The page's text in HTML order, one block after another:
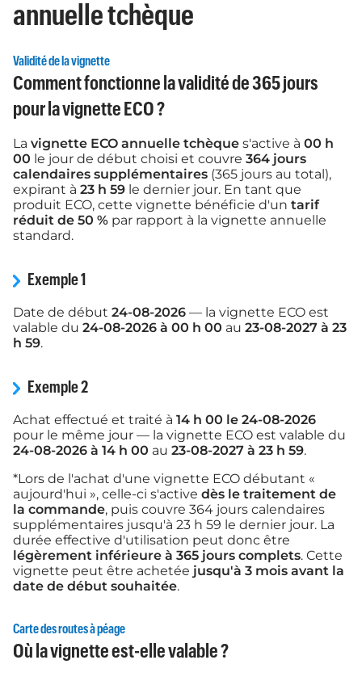
annuelle tchèque
Validité de la vignette
Comment fonctionne la validité de 365 jours
pour la vignette ECO ?
La vignette ECO annuelle tchèque s'active à 00 h
00 le jour de début choisi et couvre 364 jours
calendaires supplémentaires (365 jours au total),
expirant à 23 h 59 le dernier jour. En tant que
produit ECO, cette vignette bénéficie d'un tarif
réduit de 50 % par rapport à la vignette annuelle
standard.
Exemple 1
Date de début 24-08-2026 — la vignette ECO est
valable du 24-08-2026 à 00 h 00 au 23-08-2027 à 23
h 59.
Exemple 2
Achat effectué et traité à 14 h 00 le 24-08-2026
pour le même jour — la vignette ECO est valable du
24-08-2026 à 14 h 00 au 23-08-2027 à 23 h 59.
*Lors de l'achat d'une vignette ECO débutant «
aujourd'hui », celle-ci s'active dès le traitement de
la commande, puis couvre 364 jours calendaires
supplémentaires jusqu'à 23 h 59 le dernier jour. La
durée effective d'utilisation peut donc être
légèrement inférieure à 365 jours complets. Cette
vignette peut être achetée jusqu'à 3 mois avant la
date de début souhaitée.
Carte des routes à péage
Où la vignette est-elle valable ?